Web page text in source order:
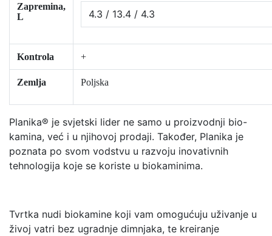
Zapremina,
L
4.3 / 13.4 / 4.3
Kontrola +
Zemlja Poljska
Planika® je svjetski lider ne samo u proizvodnji bio-
kamina, već i u njihovoj prodaji. Također, Planika je
poznata po svom vodstvu u razvoju inovativnih
tehnologija koje se koriste u biokaminima.
Tvrtka nudi biokamine koji vam omogućuju uživanje u
živoj vatri bez ugradnje dimnjaka, te kreiranje